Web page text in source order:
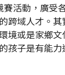
活動，廣受
跨域人才。
境或是家鄉
孩子是有能